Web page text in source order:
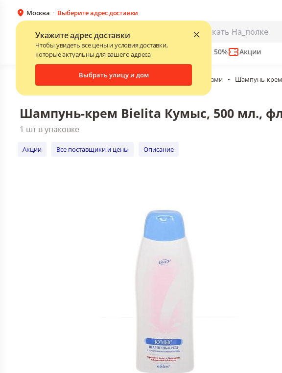
Москва Выберите адрес доставки
Укажите адрес доставки
Чтобы увидеть все цены и условия доставки,
которые актуальны для вашего адреса
Выбрать улицу и дом
Каталог
БрендыПрайс-листы поставщиков Скидки до 50% Акции
Каталог • Косметика и гигиена Уход за волосами • Шампунь-крем
Шампунь-крем Bielita Кумыс, 500 мл., флакон
Акции Все поставщики и цены
Шампунь-крем Bielita Кумыс, 500 мл.,
1 шт в упаковке
Акции Все поставщики и цены Описание